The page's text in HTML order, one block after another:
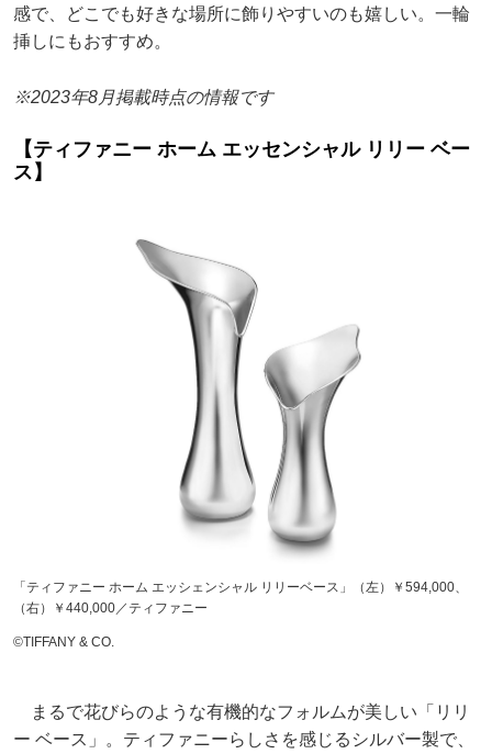
感で、どこでも好きな場所に飾りやすいのも嬉しい。一輪
挿しにもおすすめ。
※2023年8月掲載時点の情報です
【ティファニー ホーム エッセンシャル リリー ベー
ス】
「ティファニー ホーム エッシェンシャル リリーベース」（左）￥594,000、
（右）￥440,000／ティファニー
©️TIFFANY & CO.
まるで花びらのような有機的なフォルムが美しい「リリ
ー ベース」。ティファニーらしさを感じるシルバー製で、